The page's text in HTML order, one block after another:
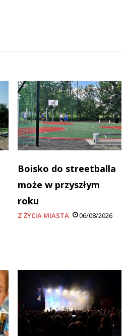
Boisko do streetballa
może w przyszłym
roku
Z ŻYCIA MIASTA 06/08/2026